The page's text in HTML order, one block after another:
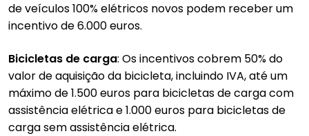
de veículos 100% elétricos novos podem receber um
incentivo de 6.000 euros.
Bicicletas de carga: Os incentivos cobrem 50% do
valor de aquisição da bicicleta, incluindo IVA, até um
máximo de 1.500 euros para bicicletas de carga com
assistência elétrica e 1.000 euros para bicicletas de
carga sem assistência elétrica.